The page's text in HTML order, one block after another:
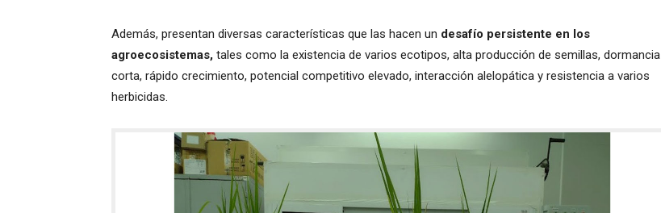
Además, presentan diversas características que las hacen un desafío persistente en los
agroecosistemas, tales como la existencia de varios ecotipos, alta producción de semillas, dormancia
corta, rápido crecimiento, potencial competitivo elevado, interacción alelopática y resistencia a varios
herbicidas.